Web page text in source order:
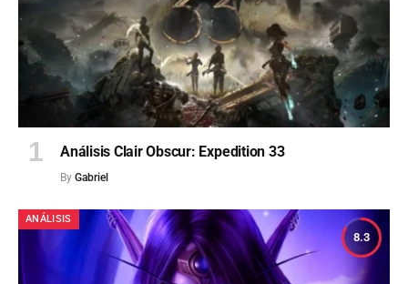
Análisis Clair Obscur: Expedition 33
By Gabriel
8.3
ANÁLISIS